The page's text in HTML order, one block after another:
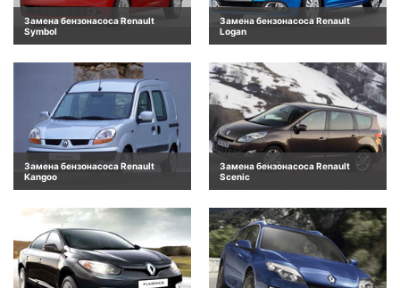
Замена бензонасоса Renault
Symbol
Замена бензонасоса Renault
Logan
Замена бензонасоса Renault
Kangoo
Замена бензонасоса Renault
Scenic